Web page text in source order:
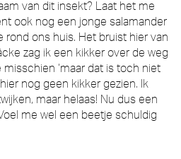
van dit insekt? Laat het me
ook nog een jonge salamander
rond ons huis. Het bruist hier van
zag ik een kikker over de weg
‘maar dat is toch niet
nog geen kikker gezien. Ik
maar helaas! Nu dus een
me wel een beetje schuldig